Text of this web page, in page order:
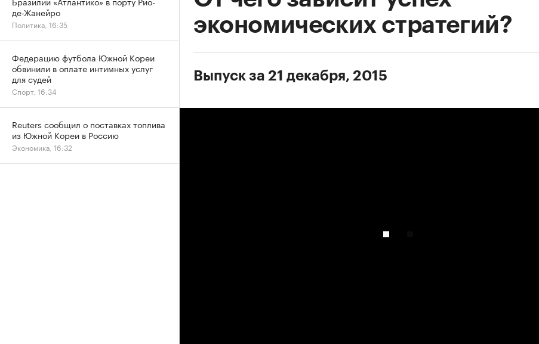
экономических стратегий?
Выпуск за 21 декабря, 2015
де-Жанейро
Политика, 16:35
Федерацию футбола Южной Кореи
обвинили в оплате интимных услуг
для судей
Спорт, 16:34
Reuters сообщил о поставках топлива
из Южной Кореи в Россию
Экономика, 16:32